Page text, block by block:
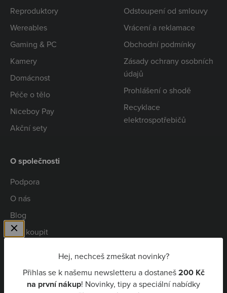
Hej, nechceš zmeškat novinky?
Přihlas se k našemu newsletteru a dostaneš200 Kč
na první nákup! Novinky, tipy a speciální nabídky
Reproduktory
Wereables
Gaming & PC
Kamery
Domácnost
Péče o tělo
Niceboy Pay
Akční sety
Odstoupení od smlouvy
Vrácení a reklamace
Obchodní podmínky
Zásady ochrany osobních
údajů
Prohlášení o shodě
Recyklace
elektrospotřebičů
O společnosti
Podpora
O nás
Blog
Kde koupit
Niceboy Pay